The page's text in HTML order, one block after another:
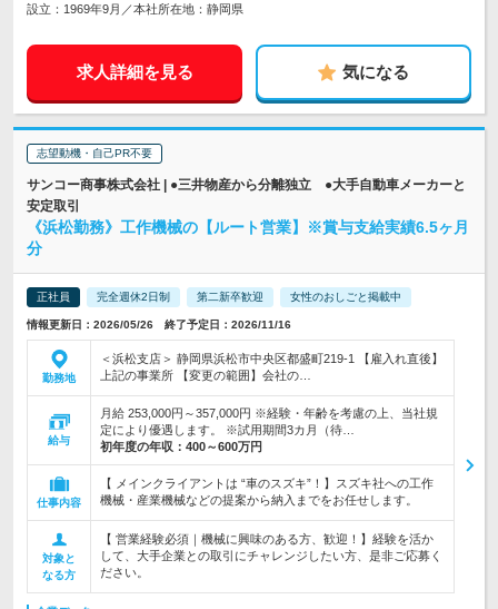
設立：1969年9月／本社所在地：静岡県
求人詳細を見る 気になる
志望動機・自己PR不要
サンコー商事株式会社 | ●三井物産から分離独立 ●大手自動車メーカーと
安定取引
《浜松勤務》工作機械の【ルート営業】※賞与支給実績6.5ヶ月
分
正社員 完全週休2日制 第二新卒歓迎 女性のおしごと掲載中
情報更新日：2026/05/26 終了予定日：2026/11/16
勤務地
＜浜松支店＞ 静岡県浜松市中央区都盛町219-1 【雇入れ直後】
上記の事業所 【変更の範囲】会社の…
給与
月給 253,000円～357,000円 ※経験・年齢を考慮の上、当社規
定により優遇します。 ※試用期間3カ月（待…
初年度の年収： 400～600万円
仕事内容
【 メインクライアントは “車のスズキ”！】スズキ社への工作
機械・産業機械などの提案から納入までをお任せします。
対象と
なる方
【 営業経験必須｜機械に興味のある方、歓迎！】経験を活か
して、大手企業との取引にチャレンジしたい方、是非ご応募く
ださい。